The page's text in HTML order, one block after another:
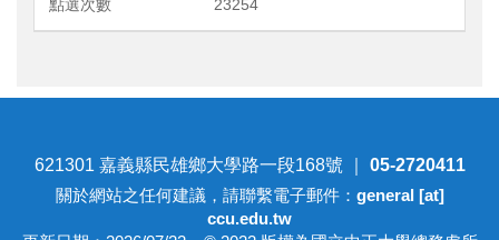
23254
621301 嘉義縣民雄鄉大學路一段168號 ｜ 05-2720411
關於網站之任何建議，請聯繫電子郵件： general [at]
ccu.edu.tw